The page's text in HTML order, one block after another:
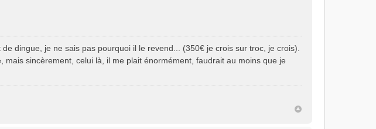
dingue, je ne sais pas pourquoi il le revend... (350€ je crois sur troc, je crois).
sincèrement, celui là, il me plait énormément, faudrait au moins que je